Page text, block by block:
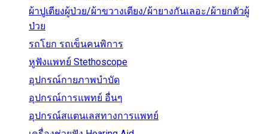
ผ้าปูเตียงผู้ป่วย/ผ้าขวางเตียง/ผ้ายางกันเลอะ/ผ้ายกตัวผู้
ป่วย
รถโยก รถเข็นคนพิการ
หูฟังแพทย์ Stethoscope
อุปกรณ์กายภาพบำบัด
อุปกรณ์การแพทย์ อื่นๆ
อุปกรณ์สแตนเลสทางการแพทย์